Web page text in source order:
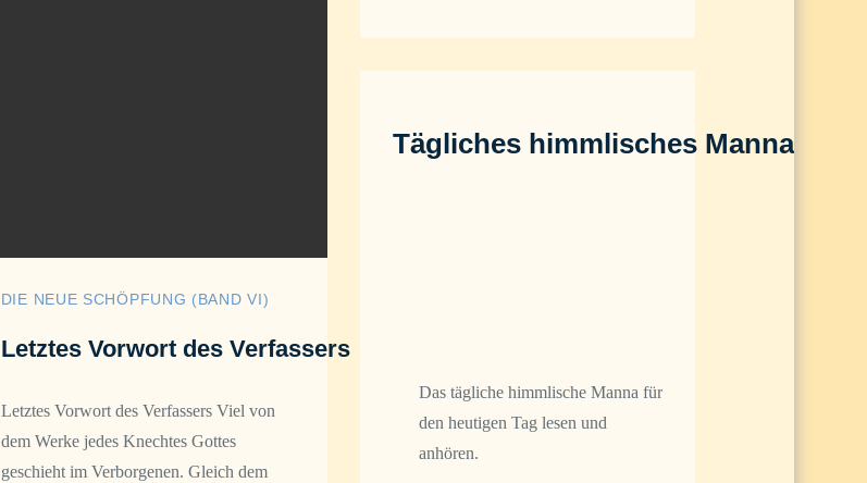
DIE NEUE SCHÖPFUNG (BAND VI)
Letztes Vorwort des Verfassers
Letztes Vorwort des Verfassers Viel von
dem Werke jedes Knechtes Gottes
geschieht im Verborgenen. Gleich dem
Tägliches himmlisches Manna
Das tägliche himmlische Manna für
den heutigen Tag lesen und
anhören.